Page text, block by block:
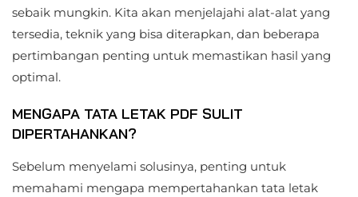
sebaik mungkin. Kita akan menjelajahi alat-alat yang
tersedia, teknik yang bisa diterapkan, dan beberapa
pertimbangan penting untuk memastikan hasil yang
optimal.
MENGAPA TATA LETAK PDF SULIT
DIPERTAHANKAN?
Sebelum menyelami solusinya, penting untuk
memahami mengapa mempertahankan tata letak